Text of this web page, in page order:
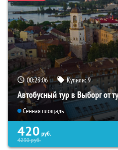
00:23:04 Купили:9
Автобусный тур в Выборг от
Сенная площадь
420 руб.
4230руб.